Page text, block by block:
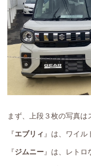
まず、上段３枚の写真は
『エブリィ 』は、ワイル
『ジムニー 』は、レトロ